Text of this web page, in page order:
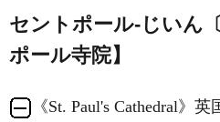
セントポール‐じいん
ポール寺院】
《St. Paul's Cathedral》英